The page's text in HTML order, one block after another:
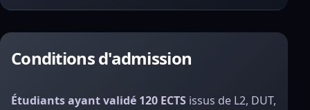
Conditions d'admission
Étudiants ayant validé 120 ECTS issus de L2, DUT,